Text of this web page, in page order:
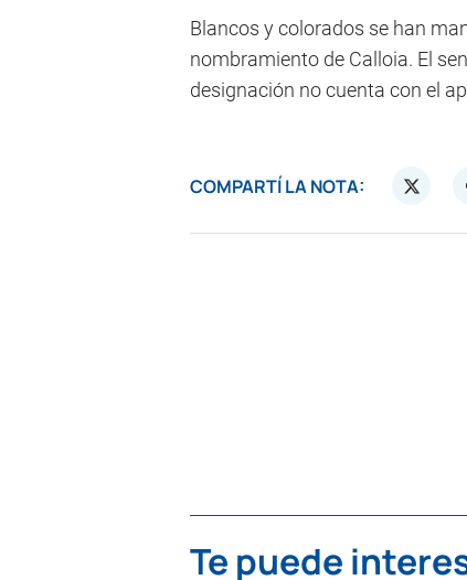
Blancos y colorados se han
nombramiento de Calloia. El
designación no cuenta con el
COMPARTÍ LA NOTA:
Te puede